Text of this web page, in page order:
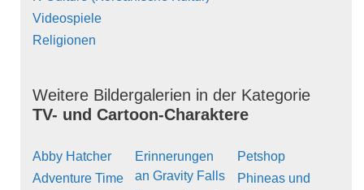
Videospiele
Religionen
Weitere Bildergalerien in der Kategorie
TV- und Cartoon-Charaktere
Abby Hatcher
Adventure Time
Erinnerungen
an Gravity Falls
Petshop
Phineas und